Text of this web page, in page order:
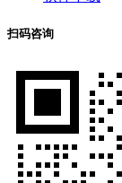
扫码咨询